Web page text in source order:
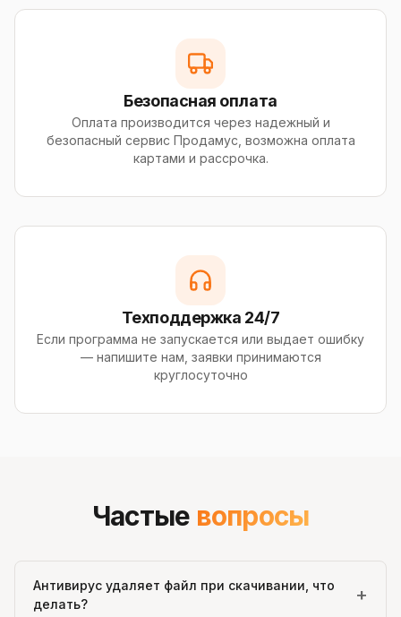
Безопасная оплата
Оплата производится через надежный и
безопасный сервис Продамус, возможна оплата
картами и рассрочка.
Техподдержка 24/7
Если программа не запускается или выдает ошибку
— напишите нам, заявки принимаются
круглосуточно
Частые вопросы
Антивирус удаляет файл при скачивании, что
делать?
+